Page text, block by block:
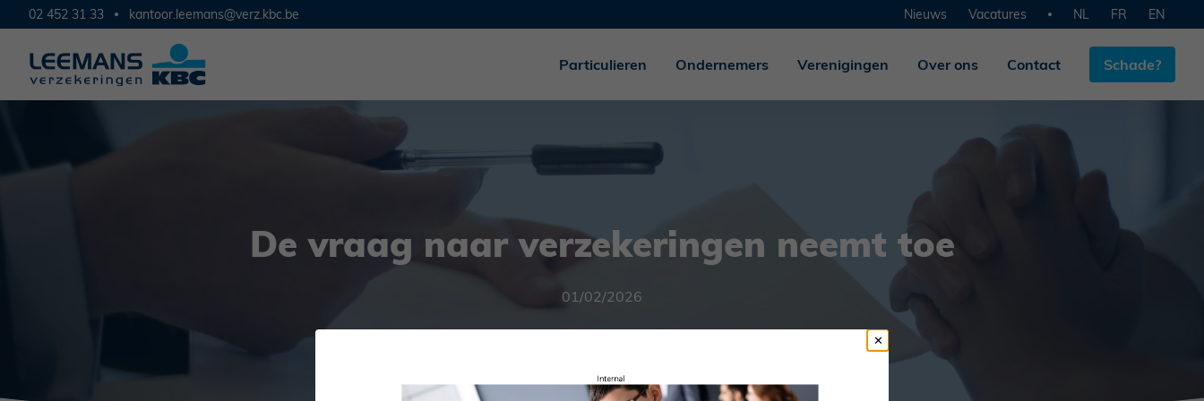
Particulieren Ondernemers Verenigingen Over ons Contact Schade?
02 452 31 33 kantoor.leemans@verz.kbc.be Nieuws Vacatures NL FR EN
De vraag naar verzekeringen neemt toe
01/02/2026